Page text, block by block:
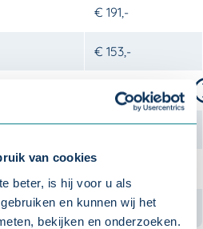
van cookies
beter, is hij voor u als
en kunnen wij het
bekijken en onderzoeken.
€ 191,-
€ 153,-
€ 43,-
€ 10,-
€ 405,-